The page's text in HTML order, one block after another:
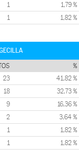
1 1,79 %
1 1,82 %
%
23 41,82 %
18 32,73 %
9 16,36 %
2 3,64 %
1 1,82 %
1 1,82 %